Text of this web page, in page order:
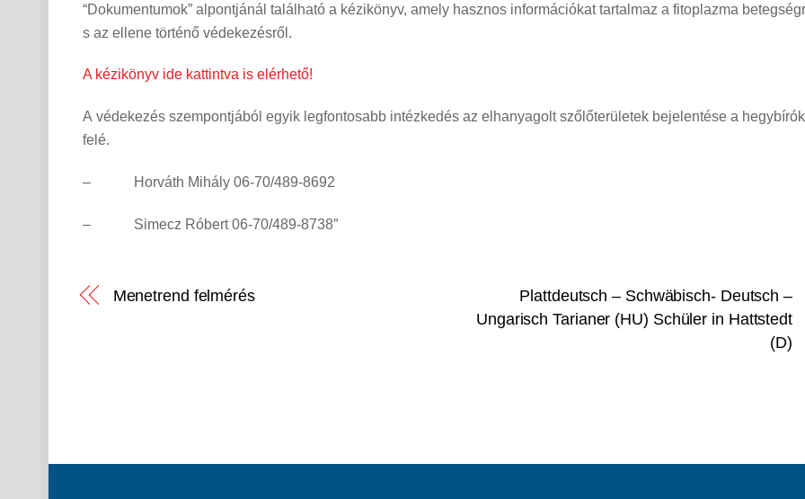
“Dokumentumok” alpontjánál található a kézikönyv, amely hasznos információkat tartalmaz a fitoplazma
s az ellene történő védekezésről.
A kézikönyv ide kattintva is elérhető!
A védekezés szempontjából egyik legfontosabb intézkedés az elhanyagolt szőlőterületek bejelentése a hegybírók
felé.
– Horváth Mihály 06-70/489-8692
– Simecz Róbert 06-70/489-8738″
Menetrend felmérés
Plattdeutsch – Schwäbisch- Deutsch –
Ungarisch Tarianer (HU) Schüler in Hattstedt
(D)